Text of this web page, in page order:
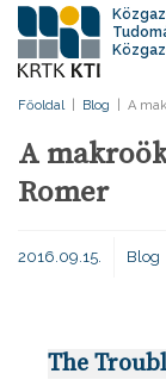
Főoldal Blog A
A
Romer
2016.09.15. Blog
The